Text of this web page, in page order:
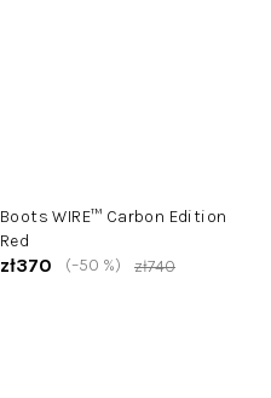
Boots WIRE™ Carbon Edition
Red
zł370 zł740
(–50 %)